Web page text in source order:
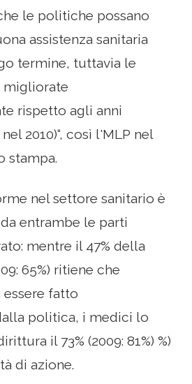
le politiche possano
assistenza sanitaria
termine, tuttavia le
migliorate
rispetto agli anni
2010)“, così l'MLP nel
stampa.
nel settore sanitario è
entrambe le parti
mentre il 47% della
65%) ritiene che
fatto
politica, i medici lo
il 73% (2009: 81%) %)
di azione.